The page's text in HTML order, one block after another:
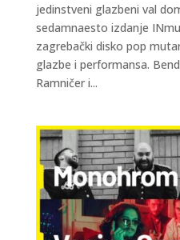
jedinstveni glazbeni val
sedamnaesto izdanje
zagrebački disko pop
glazbe i performansa.
Ramničer i...